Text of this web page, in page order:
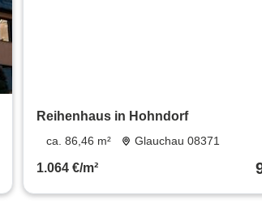
Reihenhaus in Hohndorf
ca. 86,46 m² Glauchau 08371
1.064 €/m²